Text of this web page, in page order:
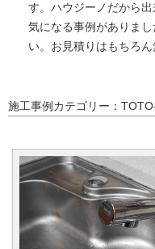
す。ハウジーノだから出
気になる事例がありま
い。お見積りはもちろん
施工事例カテゴリー：